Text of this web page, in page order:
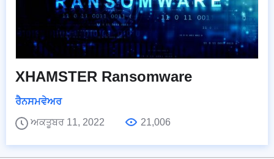
XHAMSTER Ransomware
ਰੈਨਸਮਵੇਅਰ
ਅਕਤੂਬਰ 11, 2022
21,006